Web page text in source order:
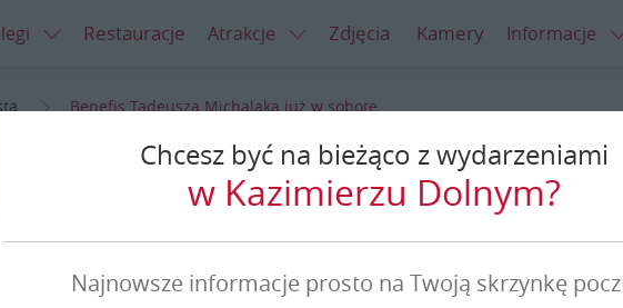
Restauracje Atrakcje Zdjęcia Kamery Informacje
Benefis Tadeusza Michalaka już w sobotę
Michalaka już w sobotę
Chcesz być na bieżąco z wydarzeniami
w Kazimierzu Dolnym?
Najnowsze informacje prosto na Twoją skrzynkę